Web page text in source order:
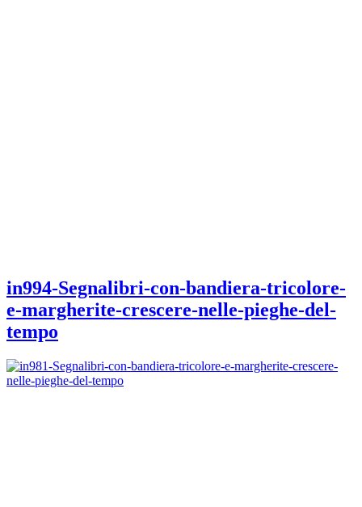
in994-Segnalibri-con-bandiera-tricolore-
e-margherite-crescere-nelle-pieghe-del-
tempo